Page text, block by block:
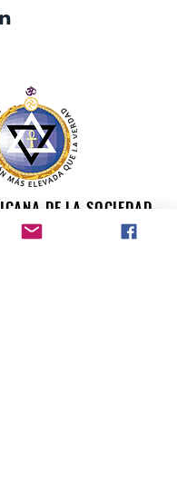
DE LA SOCIEDAD
TEOSÓFICA